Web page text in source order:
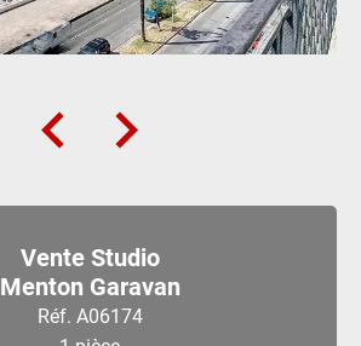
Vente Studio
Menton Garavan
Réf. A06174